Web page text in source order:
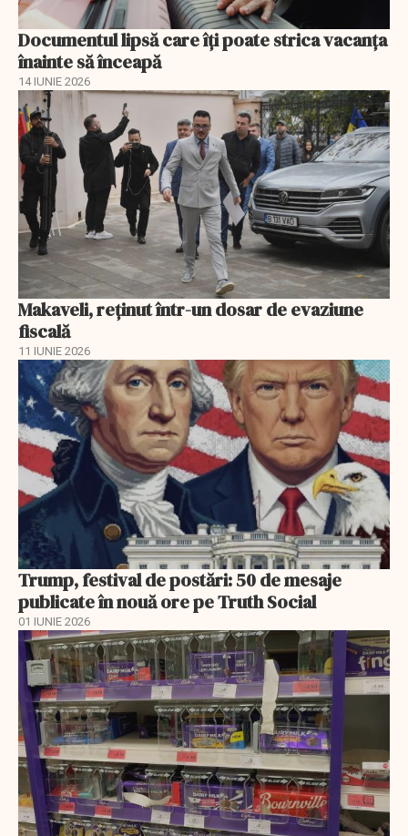
Documentul lipsă care îți poate strica vacanța
înainte să înceapă
14 IUNIE 2026
Makaveli, reţinut într-un dosar de evaziune
fiscală
11 IUNIE 2026
Trump, festival de postări: 50 de mesaje
publicate în nouă ore pe Truth Social
01 IUNIE 2026